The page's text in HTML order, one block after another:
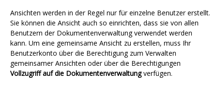
Ansichten werden in der Regel nur für einzelne Benutzer erstellt.
Sie können die Ansicht auch so einrichten, dass sie von allen
Benutzern der Dokumentenverwaltung verwendet werden
kann. Um eine gemeinsame Ansicht zu erstellen, muss Ihr
Benutzerkonto über die Berechtigung zum Verwalten
gemeinsamer Ansichten oder über die Berechtigungen
Vollzugriff auf die Dokumentenverwaltungverfügen.